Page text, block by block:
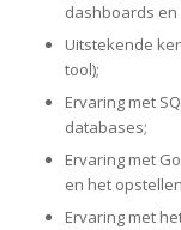
dashboards
Uitstekende
tool);
Ervaring met
databases;
Ervaring met
en het
Ervaring met